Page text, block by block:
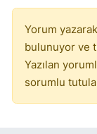
Yorum yazarak
bulunuyor ve
Yazılan
sorumlu